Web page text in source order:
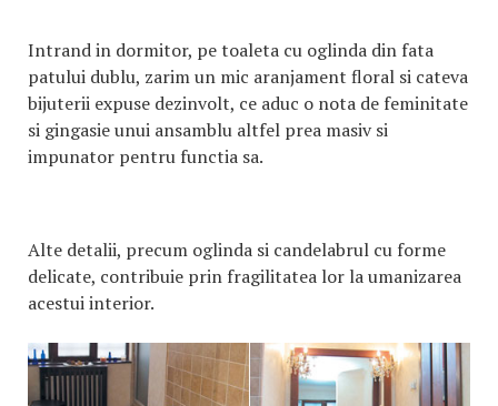
Intrand in dormitor, pe toaleta cu oglinda din fata
patului dublu, zarim un mic aranjament floral si cateva
bijuterii expuse dezinvolt, ce aduc o nota de feminitate
si gingasie unui ansamblu altfel prea masiv si
impunator pentru functia sa.
Alte detalii, precum oglinda si candelabrul cu forme
delicate, contribuie prin fragilitatea lor la umanizarea
acestui interior.